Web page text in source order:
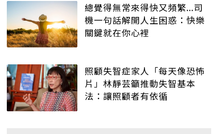
總覺得無常來得快又頻繁...司
機一句話解開人生困惑：快樂
關鍵就在你心裡
照顧失智症家人「每天像恐怖
片」林靜芸籲推動失智基本
法：讓照顧者有依循